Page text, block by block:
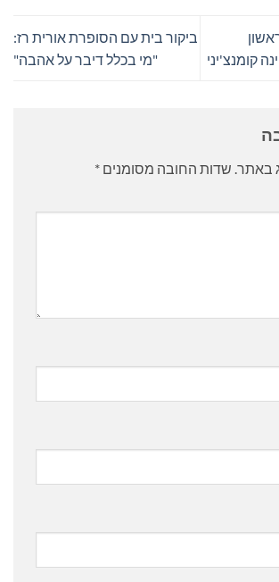
קומנצ'יני
ביקור בית עם הסופרת אורית רז:
"מי בכלל דיבר על אהבה"
באתר. שדות החובה מסומנים *